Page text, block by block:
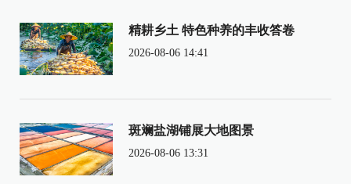
精耕乡土 特色种养的丰收答卷
2026-08-06 14:41
斑斓盐湖铺展大地图景
2026-08-06 13:31